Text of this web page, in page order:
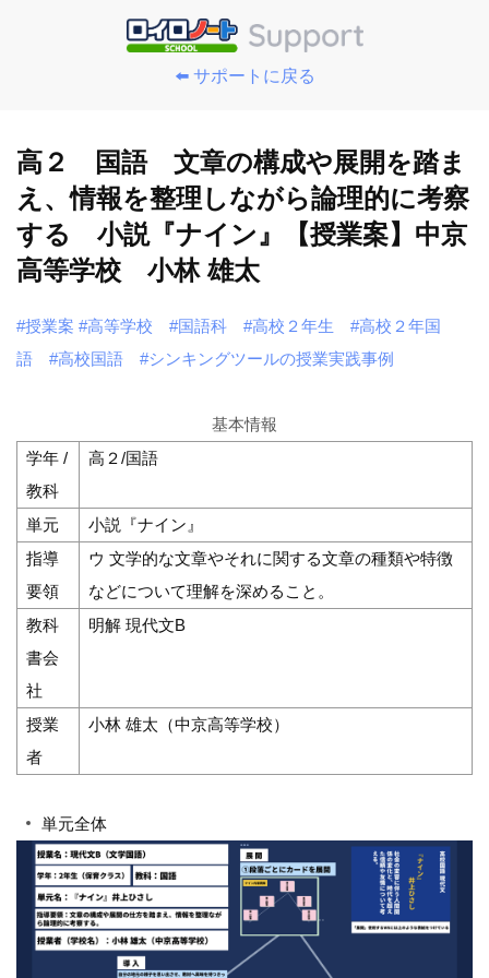
⬅️ サポートに戻る
高２ 国語 文章の構成や展開を踏ま
え、情報を整理しながら論理的に考察
する 小説『ナイン』【授業案】中京
高等学校 小林 雄太
#授業案 #高等学校 #国語科 #高校２年生
#高校２年国
語
#高校国語 #シンキングツールの授業実践事例
基本情報
学年 /
教科
高２/国語
単元
小説『ナイン』
指導
要領
ウ 文学的な文章やそれに関する文章の種類や特徴
などについて理解を深めること。
教科
書会
社
明解 現代文B
授業
者
小林 雄太（中京高等学校）
単元全体